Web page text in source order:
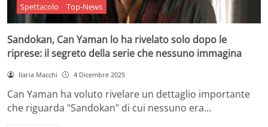
Spettacolo Top-News
Sandokan, Can Yaman lo ha rivelato solo dopo le
riprese: il segreto della serie che nessuno immagina
Ilaria Macchi 4 Dicembre 2025
Can Yaman ha voluto rivelare un dettaglio importante
che riguarda "Sandokan" di cui nessuno era…